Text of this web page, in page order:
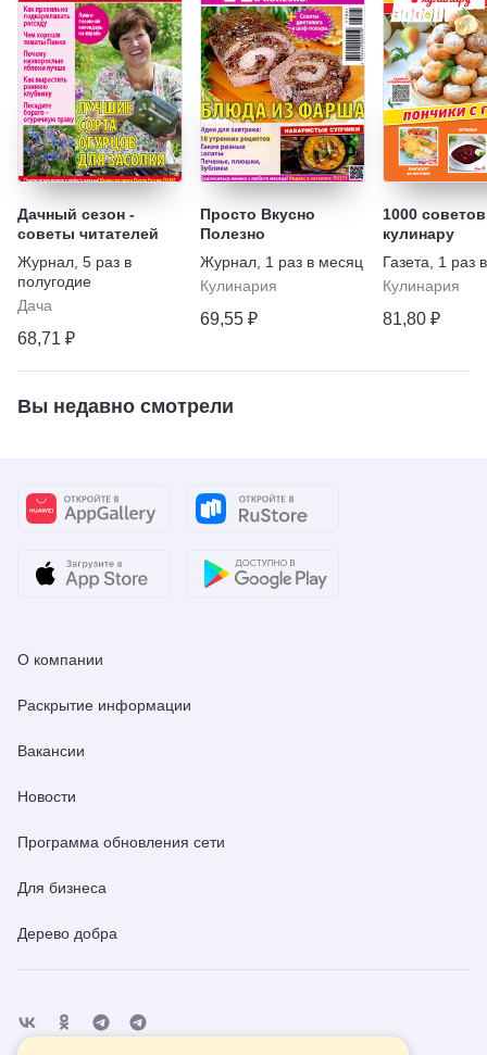
Дачный сезон -
советы читателей
Журнал 5 раз в
полугодие
Дача
68,71 ₽
Просто Вкусно
Полезно
Журнал 1 раз в месяц
Кулинария
69,55 ₽
1000 советов
кулинару
Газета
1 раз
Кулинария
81,80 ₽
Вы недавно смотрели
О компании
Раскрытие информации
Вакансии
Новости
Программа обновления сети
Для бизнеса
Дерево добра